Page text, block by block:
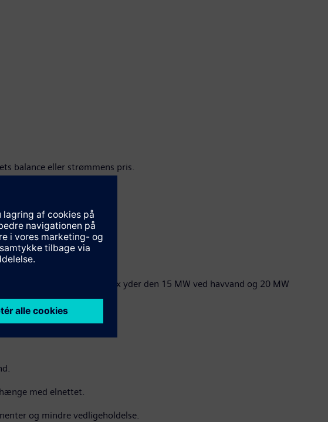
balance eller strømmens pris.
jo mere ydelse. Fx yder den 15 MW ved havvand og 20 MW
med elnettet.
og mindre vedligeholdelse.